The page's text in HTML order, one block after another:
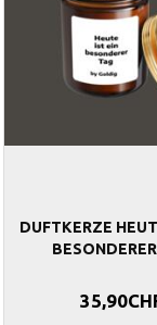
DUFTKERZE